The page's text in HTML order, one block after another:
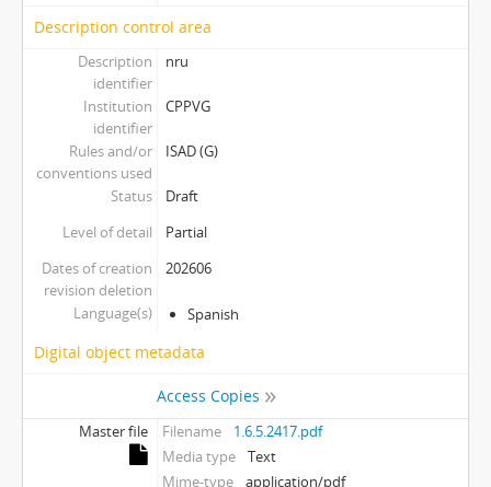
Description control area
Description
identifier
nru
Institution
identifier
CPPVG
Rules and/or
conventions used
ISAD (G)
Status
Draft
Level of detail
Partial
Dates of creation
revision deletion
202606
Language(s) Spanish
Digital object metadata
Access Copies
Master file Filename
1.6.5.2417.pdf
Media type
Text
Mime-type
application/pdf